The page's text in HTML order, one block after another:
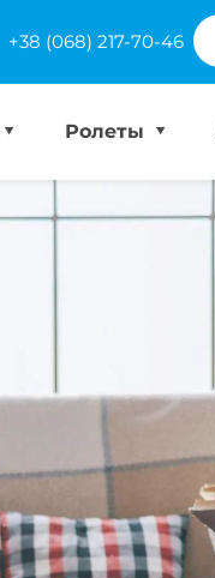
+38 (068) 217-70-46
Ролеты